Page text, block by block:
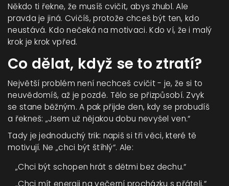
Někdo ti řekne, že musíš cvičit, abys zhubl. Ale
pravda je jiná. Cvičíš, protože chceš být ten, kdo
neustává. Kdo nečeká na motivaci. Kdo ví, že i malý
krok je krok vpřed.
Co dělat, když se to ztratí?
Největší problém není nechceš cvičit - je, že si to
neuvědomíš, až je pozdě. Tělo se přizpůsobí. Zvyk
se stane běžným. A pak přijde den, kdy se probudíš
a řekneš: „Jsem už nějakou dobu nevyšel ven.“
Tady je jednoduchý trik: napiš si tři věci, které tě
motivují. Ne „chci být štíhlý“. Ale:
„Chci být schopen hrát s dětmi bez dechu.“
„Chci mít energii na večerní procházku s přáteli.“